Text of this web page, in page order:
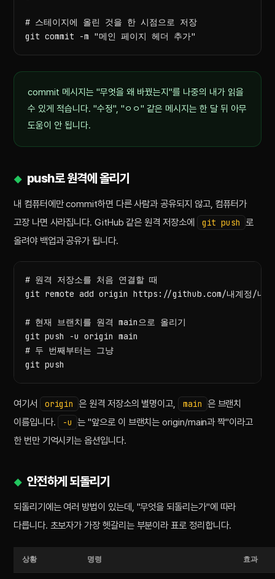
# 스테이지에 올린 것을 한 시점으로 저장
git commit -m "메인 페이지 헤더 추가"
commit 메시지는 "무엇을 왜 바꿨는지"를 나중의 내가 읽을
수 있게 적습니다. "수정", "ㅇㅇ" 같은 메시지는 한 달 뒤 아무
도움이 안 됩니다.
push로 원격에 올리기
내 컴퓨터에만 commit하면 다른 사람과 공유되지 않고, 컴퓨터가
고장 나면 사라집니다. GitHub 같은 원격 저장소에
git push 로
올려야 백업과 공유가 됩니다.
# 원격 저장소를 처음 연결할 때
git remote add origin https://github.com/내계정/내
# 현재 브랜치를 원격 main으로 올리기
git push -u origin main
# 두 번째부터는 그냥
git push
여기서 origin 은 원격 저장소의 별명이고, main 은 브랜치
이름입니다.
-u 는 "앞으로 이 브랜치는 origin/main과 짝"이라고
한 번만 기억시키는 옵션입니다.
안전하게 되돌리기
되돌리기에는 여러 방법이 있는데, "무엇을 되돌리는가"에 따라
다릅니다. 초보자가 가장 헷갈리는 부분이라 표로 정리합니다.
상황 명령 효과